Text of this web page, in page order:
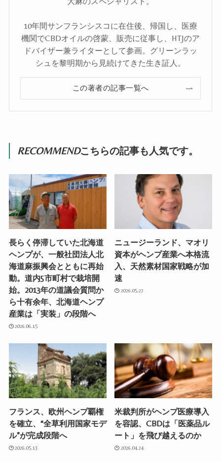
10年間サンフランシスコに在住後、帰国し、医療
機関でCBDオイルの啓蒙、販売に従事し、HTJのア
ドバイザー兼ライターとして参画。グリーンラッ
シュを黎明期から見続けてきた生き証人。
この著者の記事一覧へ
RECOMMENDこちらの記事も人気です。
長らく停滞していた北海道
ヘンプが、一般社団法人北
海道麻振興会とともに再始
動。道内5市町村で栽培開
始。2013年の道議会質問か
ら十有余年、北海道ヘンプ
産業は「実装」の段階へ
2026.06.15
ニュージーランド、マオリ
資本がヘンプ産業へ本格流
入、天然素材国家戦略が加
速
2026.05.27
フランス、欧州ヘンプ覇権
を確立、“全草利用国家モデ
ル”が完成段階へ
2026.05.13
米裁判所がヘンプ医療導入
を容認、CBDは「医薬品ル
ート」を飛び越えるのか
2026.04.24